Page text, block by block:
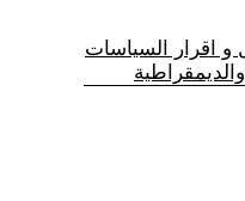
و اقرار السياسات